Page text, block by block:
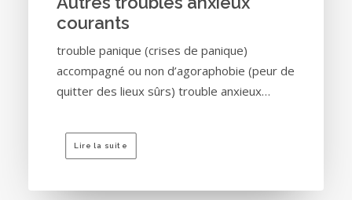
courants
trouble panique (crises de panique)
accompagné ou non d’agoraphobie (peur de
quitter des lieux sûrs) trouble anxieux…
Lire la suite